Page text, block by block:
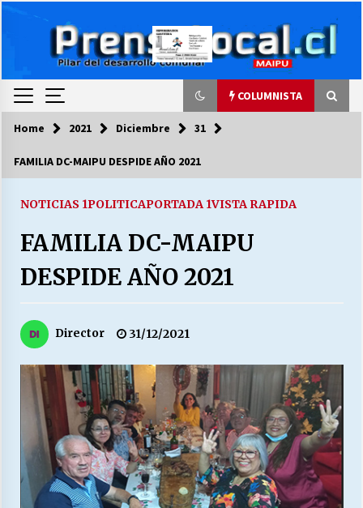
COLUMNISTA
COLUMNISTA
cuándo van a bajar?
HISTORIA
“ORGULLOSOS DE SER DC” SALUDA EL
27/07/2026
MUNICIPALIDAD, TRABAJADORES, CLIMA
LABORAL:
13/07/2026
Escuela hospitalaria El Carmen de Maipu.
25/06/2026
Home 2021 Diciembre 31
FAMILIA DC-MAIPU DESPIDE AÑO 2021
NOTICIAS 1POLITICAPORTADA 1VISTA RAPIDA
FAMILIA DC-MAIPU
DESPIDE AÑO 2021
Director 31/12/2021